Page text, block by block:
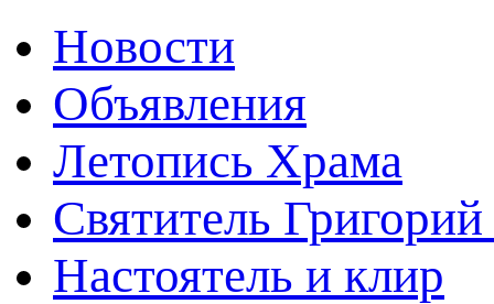
Новости
Объявления
Летопись Храма
Святитель
Настоятель и клир